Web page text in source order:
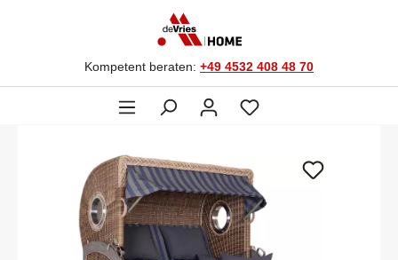
Kompetent beraten: +49 4532 408 48 70